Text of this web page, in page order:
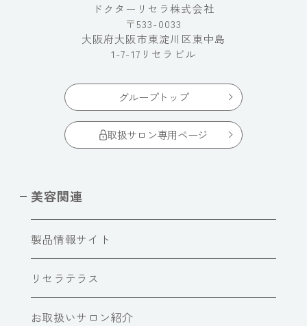
ドクターリセラ株式会社
〒533-0033
大阪府大阪市東淀川区東中島
1-7-17リセラビル
グループトップ
取扱サロン専用ページ
美容関連
製品情報サイト
リセラテラス
お取扱いサロン紹介